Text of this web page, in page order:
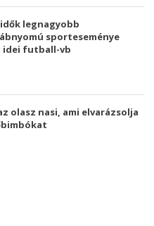
legnagyobb
sporteseménye
idei futball-vb
olasz nasi, ami elvarázsolja